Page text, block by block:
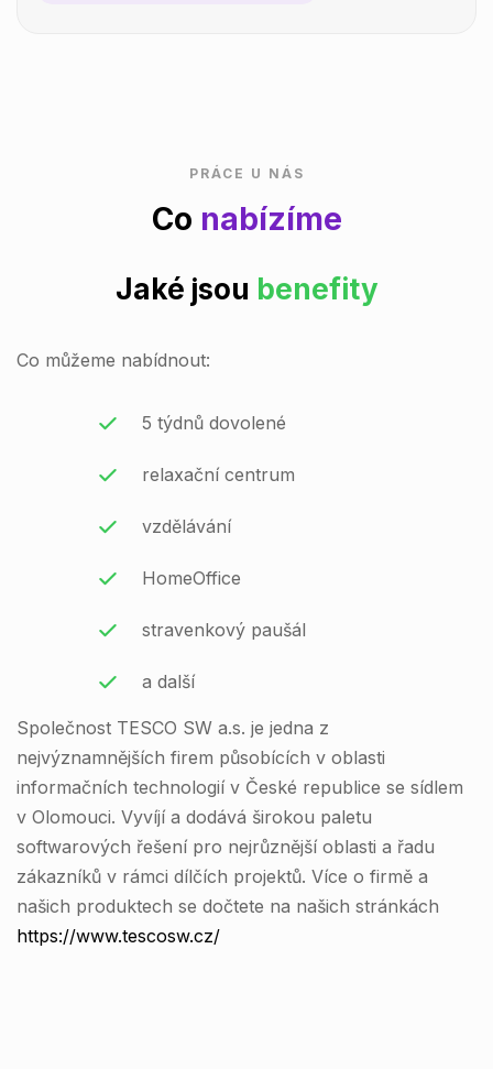
PRÁCE U NÁS
Co nabízíme
Jaké jsou benefity
Co můžeme nabídnout:
5 týdnů dovolené
relaxační centrum
vzdělávání
HomeOffice
stravenkový paušál
a další
Společnost TESCO SW a.s. je jedna z
nejvýznamnějších firem působících v oblasti
informačních technologií v České republice se sídlem
v Olomouci. Vyvíjí a dodává širokou paletu
softwarových řešení pro nejrůznější oblasti a řadu
zákazníků v rámci dílčích projektů. Více o firmě a
našich produktech se dočtete na našich stránkách
https://www.tescosw.cz/